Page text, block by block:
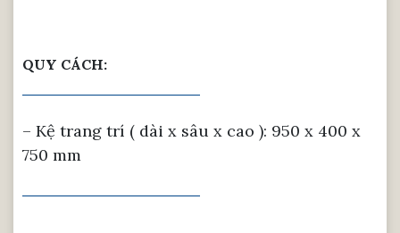
QUY CÁCH:
– Kệ trang trí ( dài x sâu x cao ): 950 x 400 x
750 mm